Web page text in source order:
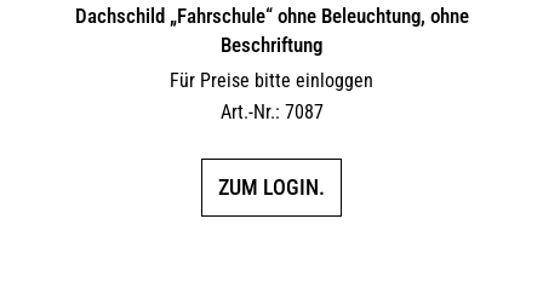
Dachschild „Fahrschule“ ohne Beleuchtung, ohne
Beschriftung
Für Preise bitte einloggen
Art.-Nr.: 7087
ZUM LOGIN.